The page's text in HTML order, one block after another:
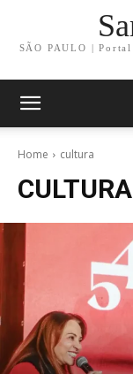
SÃO PAULO |
Home cultura
CULTURA